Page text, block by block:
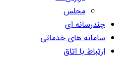
مجلس
چندرسانه ای
سامانه های خدماتی
ارتباط با اتاق